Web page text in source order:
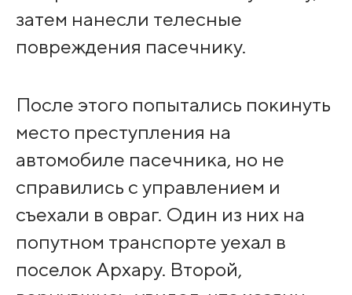
затем нанесли телесные
повреждения пасечнику.
После этого попытались покинуть
место преступления на
автомобиле пасечника, но не
справились с управлением и
съехали в овраг. Один из них на
попутном транспорте уехал в
поселок Архару. Второй,